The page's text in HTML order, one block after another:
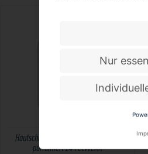
Hautschutzcreme 250 ml silikonfrei,
parfümiert 24 TECWERK
Nur